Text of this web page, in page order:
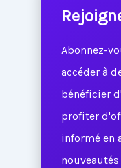
Abonnez-
accéder à
bénéficier
profiter
informé en
nouveautés